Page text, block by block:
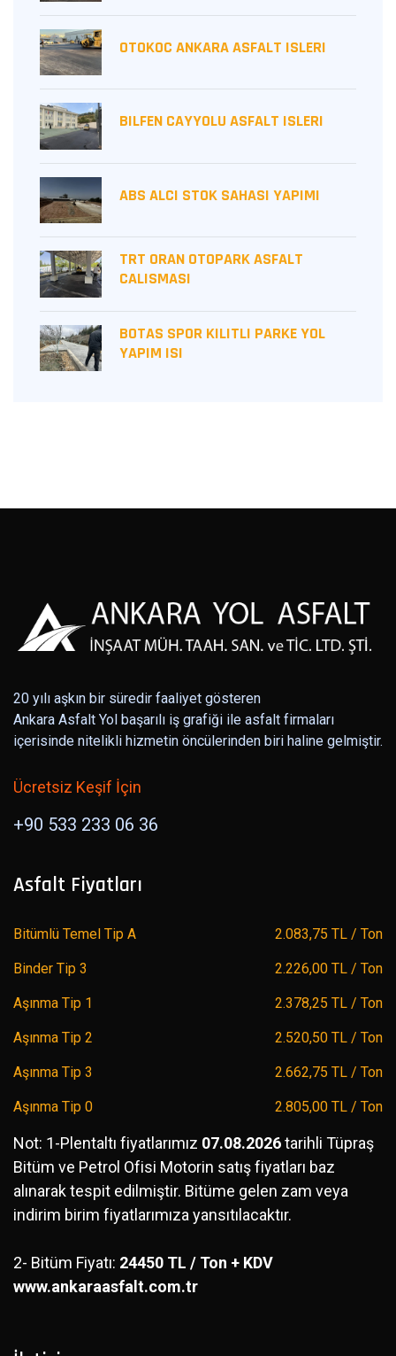
OTOKOC ANKARA ASFALT ISLERI
BILFEN CAYYOLU ASFALT ISLERI
ABS ALCI STOK SAHASI YAPIMI
TRT ORAN OTOPARK ASFALT
CALISMASI
BOTAS SPOR KILITLI PARKE YOL
YAPIM ISI
20 yılı aşkın bir süredir faaliyet gösteren
Ankara Asfalt Yol başarılı iş grafiği ile asfalt firmaları
içerisinde nitelikli hizmetin öncülerinden biri haline gelmiştir.
Ücretsiz Keşif İçin
+90 533 233 06 36
Asfalt Fiyatları
Bitümlü Temel Tip A 2.083,75 TL / Ton
Binder Tip 3 2.226,00 TL / Ton
Aşınma Tip 1 2.378,25 TL / Ton
Aşınma Tip 2 2.520,50 TL / Ton
Aşınma Tip 3 2.662,75 TL / Ton
Aşınma Tip 0 2.805,00 TL / Ton
Not: 1-Plentaltı fiyatlarımız 07.08.2026tarihli Tüpraş
Bitüm ve Petrol Ofisi Motorin satış fiyatları baz
alınarak tespit edilmiştir. Bitüme gelen zam veya
indirim birim fiyatlarımıza yansıtılacaktır.
2- Bitüm Fiyatı: 24450 TL / Ton + KDV
www.ankaraasfalt.com.tr